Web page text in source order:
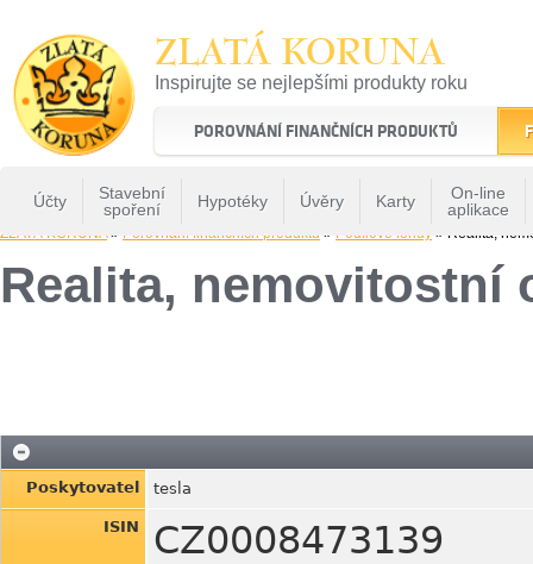
ZLATÁ KORUNA
Inspirujte se nejlepšími produkty roku
22 let tradice a kvality na finančním trhu
POROVNÁNÍ FINANČNÍCH PRODUKTŮ
Účty
Stavební
spoření
Hypotéky Úvěry Karty
On-line
aplikace
ZLATÁ KORUNA» Porovnání finančních produktů » Podílové fondy » Realita,
Realita, nemovitostní
Poskytovatel tesla
ISIN CZ0008473139